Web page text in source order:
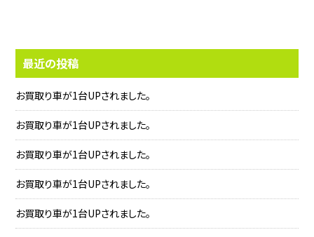
最近の投稿
お買取り車が1台UPされました。
お買取り車が1台UPされました。
お買取り車が1台UPされました。
お買取り車が1台UPされました。
お買取り車が1台UPされました。